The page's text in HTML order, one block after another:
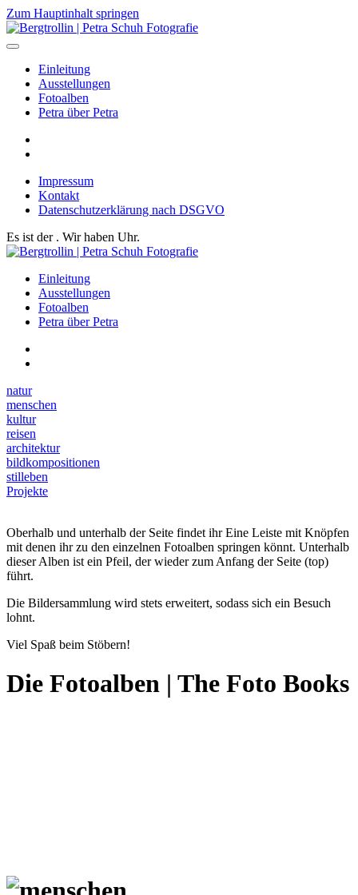
Zum Hauptinhalt springen
Einleitung
Ausstellungen
Fotoalben
Petra über Petra
Impressum
Kontakt
Datenschutzerklärung nach DSGVO
Es ist der . Wir haben Uhr.
Einleitung
Ausstellungen
Fotoalben
Petra über Petra
natur
menschen
kultur
reisen
architektur
bildkompositionen
stilleben
Projekte
Oberhalb und unterhalb der Seite findet ihr Eine Leiste mit Knöpfen
mit denen ihr zu den einzelnen Fotoalben springen könnt. Unterhalb
dieser Alben ist ein Pfeil, der wieder zum Anfang der Seite (top)
führt.
Die Bildersammlung wird stets erweitert, sodass sich ein Besuch
lohnt.
Viel Spaß beim Stöbern!
Die Fotoalben | The Foto Books